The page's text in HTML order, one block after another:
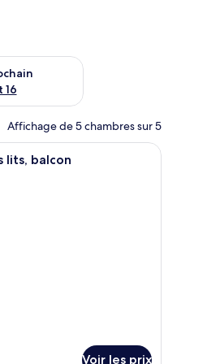
16
le week-end prochain août 14 -
Affichage de 5 chambres sur 5
offrant une vue sur un lac et des
Literie de qualité supérieure, surmatelas,
lits, balcon
Voir les prix